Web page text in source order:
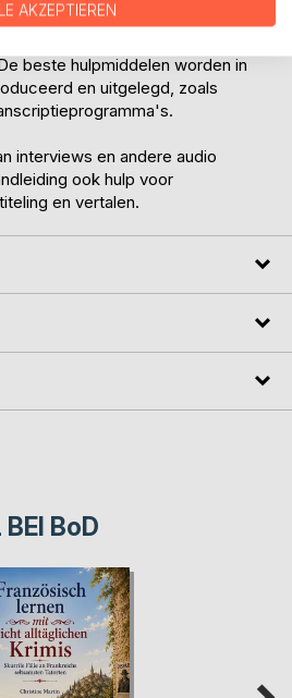
interview kan veel tijd in beslag
beste hulpmiddelen worden in
en uitgelegd, zoals
interviews en andere audio
ook hulp voor
en vertalen.
BoD
AKZEPTIEREN